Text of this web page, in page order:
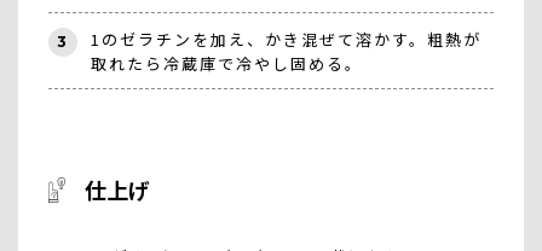
3
1のゼラチンを加え、かき混ぜて溶かす。粗熱が
取れたら冷蔵庫で冷やし固める。
仕上げ